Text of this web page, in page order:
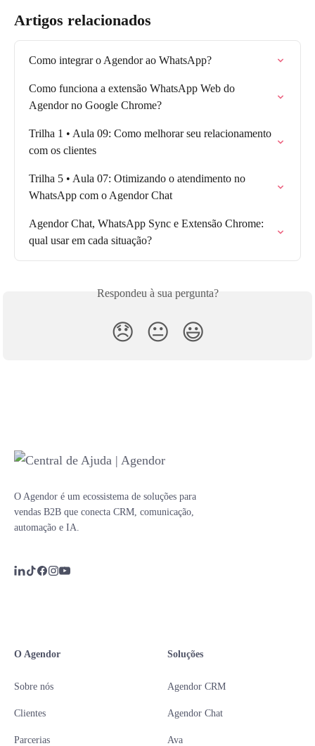
Artigos relacionados
Como integrar o Agendor ao WhatsApp?
Como funciona a extensão WhatsApp Web do
Agendor no Google Chrome?
Trilha 1 • Aula 09: Como melhorar seu relacionamento
com os clientes
Trilha 5 • Aula 07: Otimizando o atendimento no
WhatsApp com o Agendor Chat
Agendor Chat, WhatsApp Sync e Extensão Chrome:
qual usar em cada situação?
Respondeu à sua pergunta?
😞 😐 😃
O Agendor é um ecossistema de soluções para
vendas B2B que conecta CRM, comunicação,
automação e IA.
O Agendor
Sobre nós
Clientes
Parcerias
Soluções
Agendor CRM
Agendor Chat
Ava